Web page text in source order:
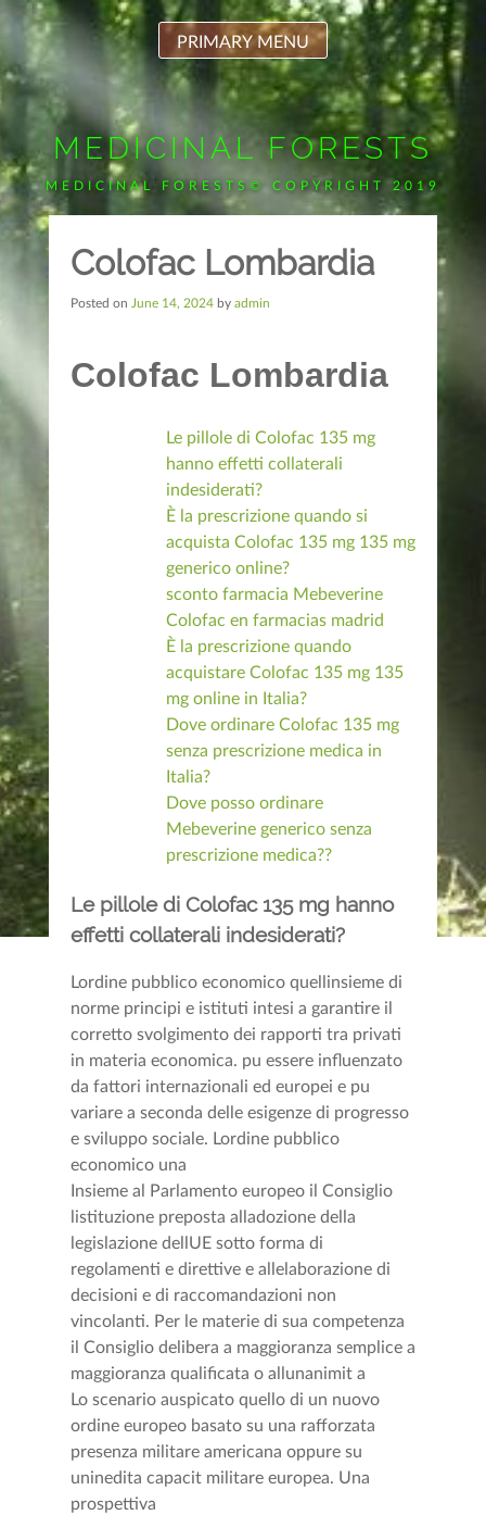
Skip
content
MEDICINAL FORESTS
MEDICINAL FORESTS© COPYRIGHT 2019
PRIMARY MENU
Colofac Lombardia
Posted on June 14, 2024by admin
Colofac Lombardia
Le pillole di Colofac 135 mg
hanno effetti collaterali
indesiderati?
È la prescrizione quando si
acquista Colofac 135 mg 135 mg
generico online?
sconto farmacia Mebeverine
Colofac en farmacias madrid
È la prescrizione quando
acquistare Colofac 135 mg 135
mg online in Italia?
Dove ordinare Colofac 135 mg
senza prescrizione medica in
Italia?
Dove posso ordinare
Mebeverine generico senza
prescrizione medica??
Le pillole di Colofac 135 mg hanno
effetti collaterali indesiderati?
Lordine pubblico economico quellinsieme di
norme principi e istituti intesi a garantire il
corretto svolgimento dei rapporti tra privati
in materia economica. pu essere influenzato
da fattori internazionali ed europei e pu
variare a seconda delle esigenze di progresso
e sviluppo sociale. Lordine pubblico
economico una
Insieme al Parlamento europeo il Consiglio
listituzione preposta alladozione della
legislazione dellUE sotto forma di
regolamenti e direttive e allelaborazione di
decisioni e di raccomandazioni non
vincolanti. Per le materie di sua competenza
il Consiglio delibera a maggioranza semplice a
maggioranza qualificata o allunanimit a
Lo scenario auspicato quello di un nuovo
ordine europeo basato su una rafforzata
presenza militare americana oppure su
uninedita capacit militare europea. Una
prospettiva